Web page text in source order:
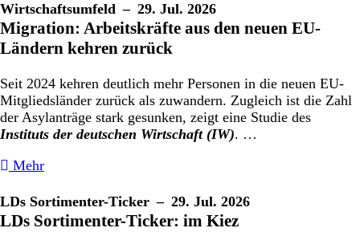
Wirtschaftsumfeld – 29. Jul. 2026
Migration: Arbeitskräfte aus den neuen EU-
Ländern kehren zurück
Seit 2024 kehren deutlich mehr Personen in die neuen EU-
Mitgliedsländer zurück als zuwandern. Zugleich ist die Zahl
der Asylanträge stark gesunken, zeigt eine Studie des
Instituts der deutschen Wirtschaft (IW). …
Mehr
LDs Sortimenter-Ticker – 29. Jul. 2026
LDs Sortimenter-Ticker: im Kiez